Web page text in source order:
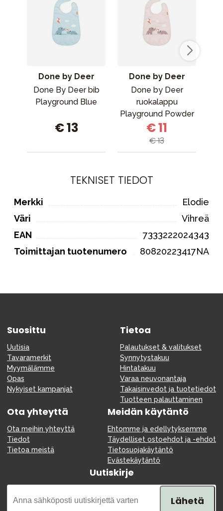
Done by Deer
Done By Deer bib
Playground Blue
€ 13
Done by Deer
Done by Deer
ruokalappu
Playground Powder
€ 11
€ 13
TEKNISET TIEDOT
Merkki
Elodie
Väri
Vihreä
EAN
7333222024343
Toimittajan tuotenumero
80820223417NA
Suosittu
Uutisia
Tavaramerkit
Myymälämme
Opas
Nykyiset kampanjat
Tietoa
Palautukset & valitukset
Synnytystakuu
Hintatakuu
Varaa neuvonantaja
Takaisinvedot ja tuotetiedot
Tuotteen palauttaminen
Ota yhteyttä
Ota meihin yhteyttä
Tiedot
Tietoa meistä
Meidän käytäntö
Ehtomme ja edellytyksemme
Täydelliset ostoehdot ja -ehdot
Tietosuojakäytäntö
Evästekäytäntö
Uutiskirje
Lähetä